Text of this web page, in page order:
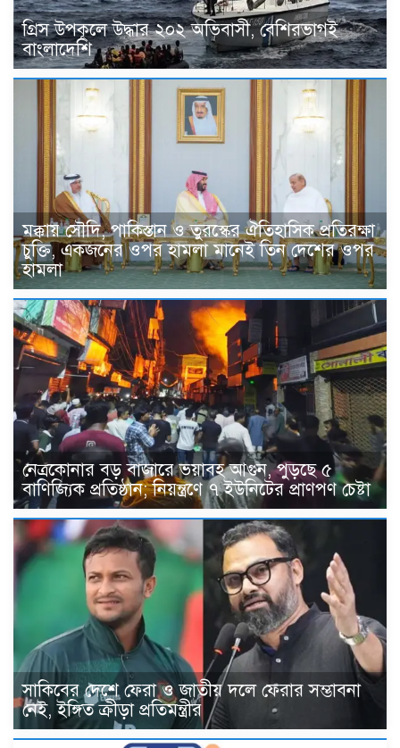
গ্রিস উপকূলে উদ্ধার ২০২ অভিবাসী, বেশিরভাগই
বাংলাদেশি
মক্কায় সৌদি, পাকিস্তান ও তুরস্কের ঐতিহাসিক প্রতিরক্ষা
চুক্তি, একজনের ওপর হামলা মানেই তিন দেশের ওপর
হামলা
নেত্রকোনার বড় বাজারে ভয়াবহ আগুন, পুড়ছে ৫
বাণিজ্যিক প্রতিষ্ঠান; নিয়ন্ত্রণে ৭ ইউনিটের প্রাণপণ চেষ্টা
সাকিবের দেশে ফেরা ও জাতীয় দলে ফেরার সম্ভাবনা
নেই, ইঙ্গিত ক্রীড়া প্রতিমন্ত্রীর